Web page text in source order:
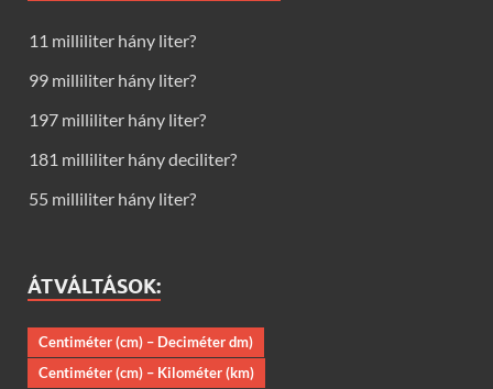
11 milliliter hány liter?
99 milliliter hány liter?
197 milliliter hány liter?
181 milliliter hány deciliter?
55 milliliter hány liter?
ÁTVÁLTÁSOK:
Centiméter (cm) – Deciméter dm)
Centiméter (cm) – Kilométer (km)